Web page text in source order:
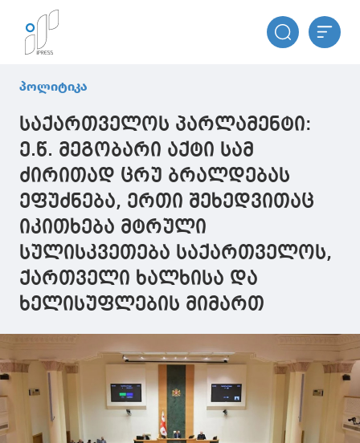
პოლიტიკა
საქართველოს პარლამენტი:
ე.წ. მეგობარი აქტი სამ
ძირითად ცრუ ბრალდებას
ეფუძნება, ერთი შეხედვითაც
იკითხება მტრული
სულისკვეთება საქართველოს,
ქართველი ხალხისა და
ხელისუფლების მიმართ